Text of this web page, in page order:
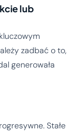
lub
zadbać o to,
generowała
Stałe